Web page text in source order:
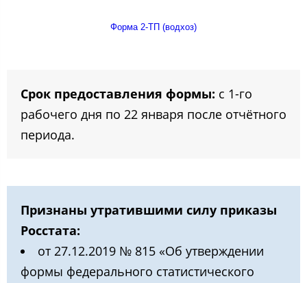
Форма 2-ТП (водхоз)
Срок предоставления формы: с 1-го
рабочего дня по 22 января после отчётного
периода.
Признаны утратившими силу приказы
Росстата:
от 27.12.2019 № 815 «Об утверждении
формы федерального статистического